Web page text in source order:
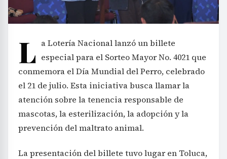
L a Lotería Nacional lanzó un billete
especial para el Sorteo Mayor No. 4021 que
conmemora el Día Mundial del Perro, celebrado
el 21 de julio. Esta iniciativa busca llamar la
atención sobre la tenencia responsable de
mascotas, la esterilización, la adopción y la
prevención del maltrato animal.
La presentación del billete tuvo lugar en Toluca,